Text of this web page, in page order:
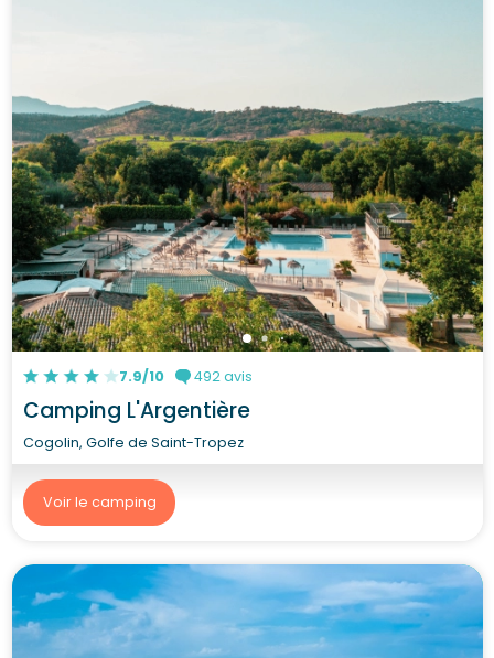
7.9/10 492 avis
Camping L'Argentière
Cogolin, Golfe de Saint-Tropez
Voir le camping